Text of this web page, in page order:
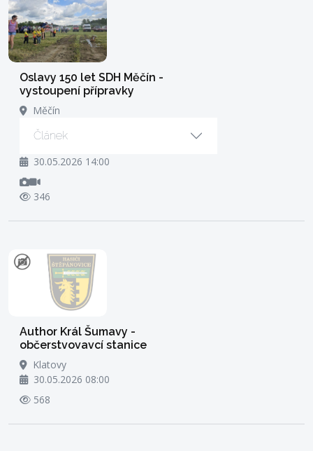
Oslavy 150 let SDH Měčín -
vystoupení přípravky
Měčín
Článek
30.05.2026 14:00
346
Author Král Šumavy -
občerstvovavcí stanice
Klatovy
30.05.2026 08:00
568